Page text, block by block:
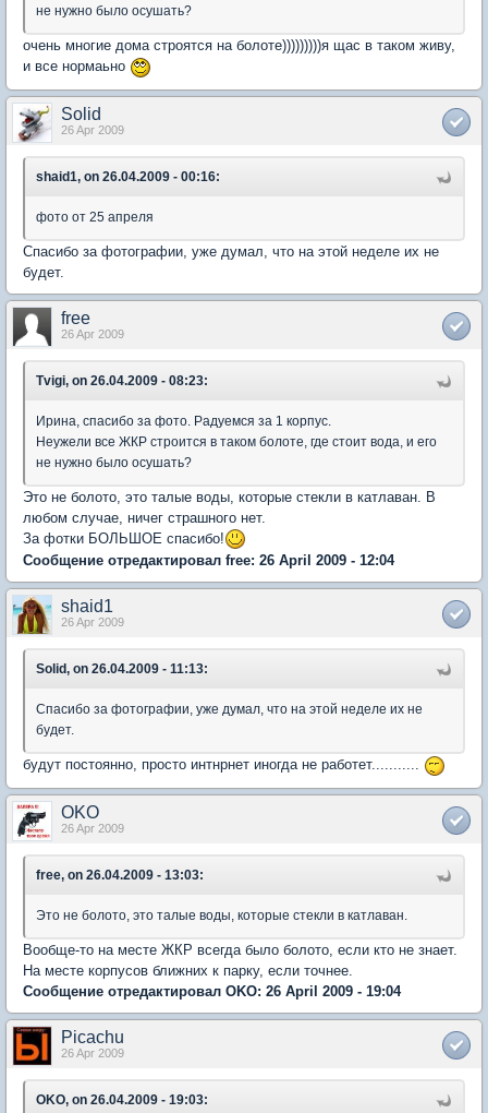
не нужно было осушать?
очень многие дома строятся на болоте)))))))))я щас в таком живу,
и все нормаьно
Solid
26 Apr 2009
shaid1, on 26.04.2009 - 00:16:
фото от 25 апреля
Спасибо за фотографии, уже думал, что на этой неделе их не
будет.
free
26 Apr 2009
Tvigi, on 26.04.2009 - 08:23:
Ирина, спасибо за фото. Радуемся за 1 корпус.
Неужели все ЖКР строится в таком болоте, где стоит вода, и его
не нужно было осушать?
Это не болото, это талые воды, которые стекли в катлаван. В
любом случае, ничег страшного нет.
За фотки БОЛЬШОЕ спасибо!
Сообщение отредактировал free: 26 April 2009 - 12:04
shaid1
26 Apr 2009
Solid, on 26.04.2009 - 11:13:
Спасибо за фотографии, уже думал, что на этой неделе их не
будет.
будут постоянно, просто интнрнет иногда не работет...........
OKO
26 Apr 2009
free, on 26.04.2009 - 13:03:
Это не болото, это талые воды, которые стекли в катлаван.
Вообще-то на месте ЖКР всегда было болото, если кто не знает.
На месте корпусов ближних к парку, если точнее.
Сообщение отредактировал OKO: 26 April 2009 - 19:04
Picachu
26 Apr 2009
OKO, on 26.04.2009 - 19:03: